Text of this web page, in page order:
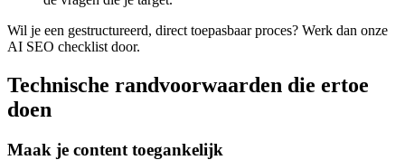
Wil je een gestructureerd, direct toepasbaar proces? Werk dan onze
AI SEO checklist door.
Technische randvoorwaarden die ertoe
doen
Maak je content toegankelijk